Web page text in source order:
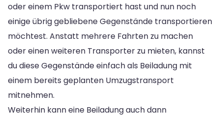
oder einem Pkw transportiert hast und nun noch
einige übrig gebliebene Gegenstände transportieren
möchtest. Anstatt mehrere Fahrten zu machen
oder einen weiteren Transporter zu mieten, kannst
du diese Gegenstände einfach als Beiladung mit
einem bereits geplanten Umzugstransport
mitnehmen.
Weiterhin kann eine Beiladung auch dann